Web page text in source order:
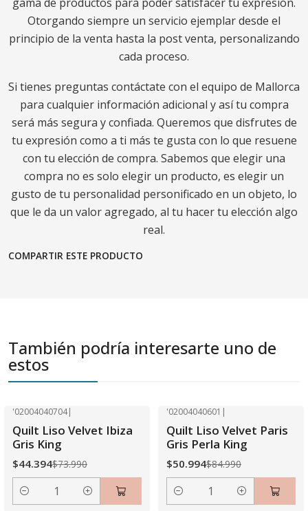
Otorgando siempre un servicio ejemplar desde el
principio de la venta hasta la post venta, personalizando
cada proceso.
Si tienes preguntas contáctate con el equipo de Mallorca
para cualquier información adicional y así tu compra
será más segura y confiada. Queremos que disfrutes de
tu expresión como a ti más te gusta con lo que resuene
con tu elección de compra. Sabemos que elegir una
compra no es solo elegir un producto, es elegir un
gusto de tu personalidad personificado en un objeto, lo
que le da un valor agregado, al tu hacer tu elección algo
real.
COMPARTIR ESTE PRODUCTO
También podría interesarte uno de
estos
'02004040704|
Quilt Liso Velvet Ibiza
Gris King
$44.394$73.990
Cantidad
'02004040601 |
Quilt Liso Velvet Paris
Gris Perla King
$50.994$84.990
Cantidad